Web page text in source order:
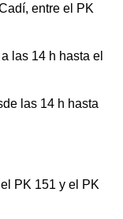
entre el PK
las 14 h hasta el
las 14 h hasta
PK 151 y el PK